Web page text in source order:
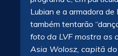
Lubian e a armadora de
também tentarão
foto da LVF mostra as
Asia Wolosz, capitã do